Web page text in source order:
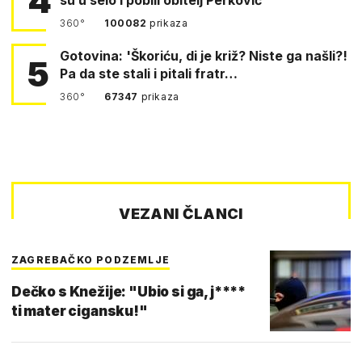
360° 100082prikaza
5
Gotovina: 'Škoriću, di je križ? Niste ga našli?!
Pa da ste stali i pitali fratr…
360° 67347 prikaza
VEZANI ČLANCI
ZAGREBAČKO PODZEMLJE
Dečko s Knežije: "Ubio si ga, j****
ti mater cigansku!"